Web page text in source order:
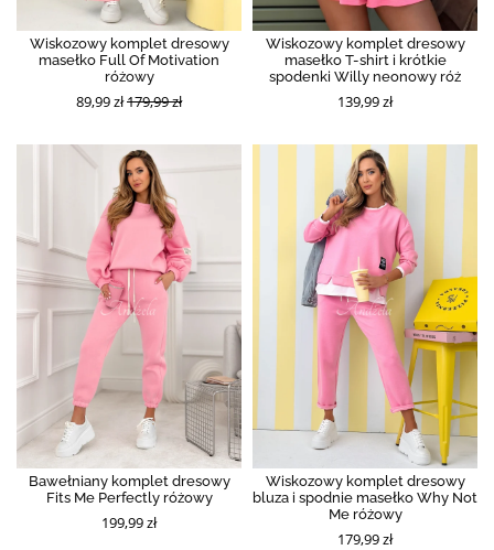
Wiskozowy komplet dresowy
masełko Full Of Motivation
różowy
89,99 zł179,99 zł
Wiskozowy komplet dresowy
masełko T-shirt i krótkie
spodenki Willy neonowy róż
139,99 zł
Bawełniany komplet dresowy
Fits Me Perfectly różowy
199,99 zł
Wiskozowy komplet dresowy
bluza i spodnie masełko Why Not
Me różowy
179,99 zł